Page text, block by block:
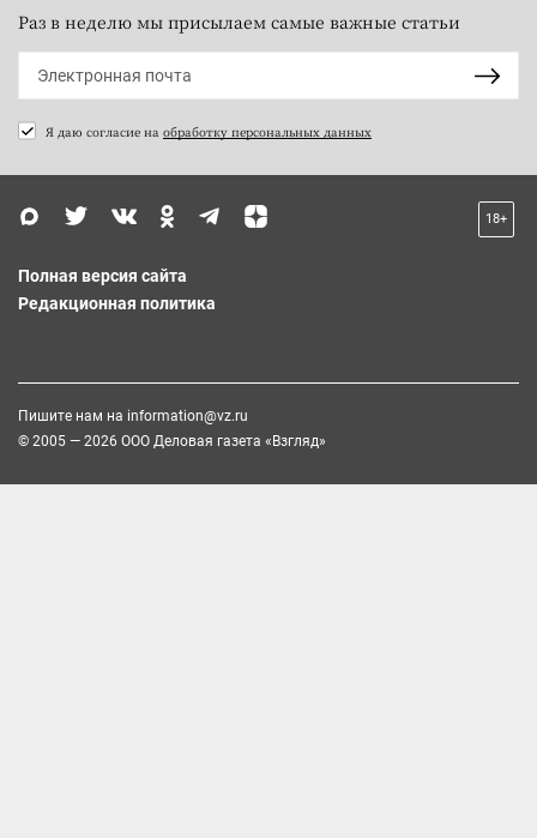
Раз в неделю мы присылаем самые важные статьи
Я даю согласие на обработку персональных данных
18+
Полная версия сайта
Редакционная политика
Пишите нам на information@vz.ru
© 2005 — 2026 ООО Деловая газета «Взгляд»